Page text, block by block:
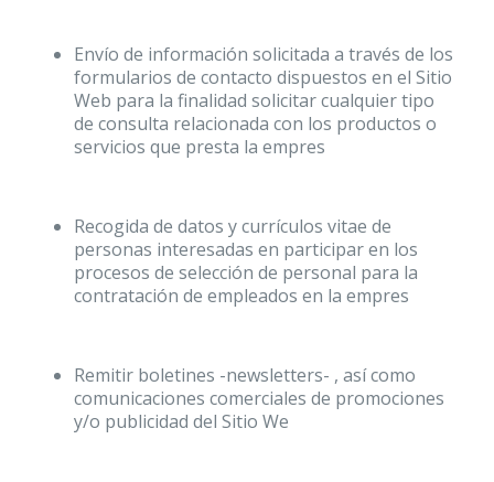
Envío de información solicitada a través de los
formularios de contacto dispuestos en el Sitio
Web para la finalidad solicitar cualquier tipo
de consulta relacionada con los productos o
servicios que presta la empres
Recogida de datos y currículos vitae de
personas interesadas en participar en los
procesos de selección de personal para la
contratación de empleados en la empres
Remitir boletines -newsletters- , así como
comunicaciones comerciales de promociones
y/o publicidad del Sitio We